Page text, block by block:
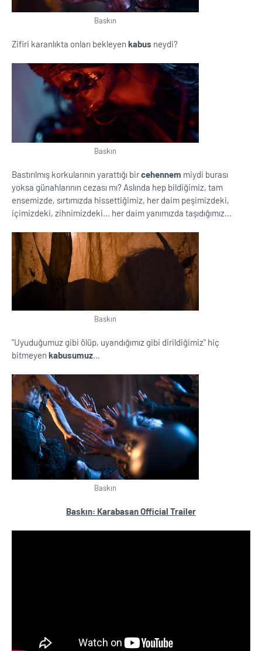
Baskın
Zifiri karanlıkta onları bekleyen kabus neydi?
Baskın
Bastırılmış korkularının yarattığı bircehennem miydi burası
yoksa günahlarının cezası mı? Aslında hep bildiğimiz, tam
ensemizde, sırtımızda hissettiğimiz, her daim peşimizdeki,
içimizdeki, zihnimizdeki... her daim yanımızda taşıdığımız...
Baskın
''Uyuduğumuz gibi ölüp, uyandığımız gibi dirildiğimiz'' hiç
bitmeyen kabusumuz...
Baskın
Baskın: Karabasan Official Trailer